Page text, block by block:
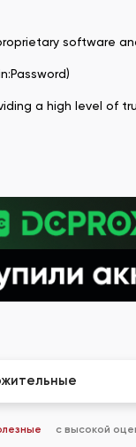
software
a high level of
с высокой